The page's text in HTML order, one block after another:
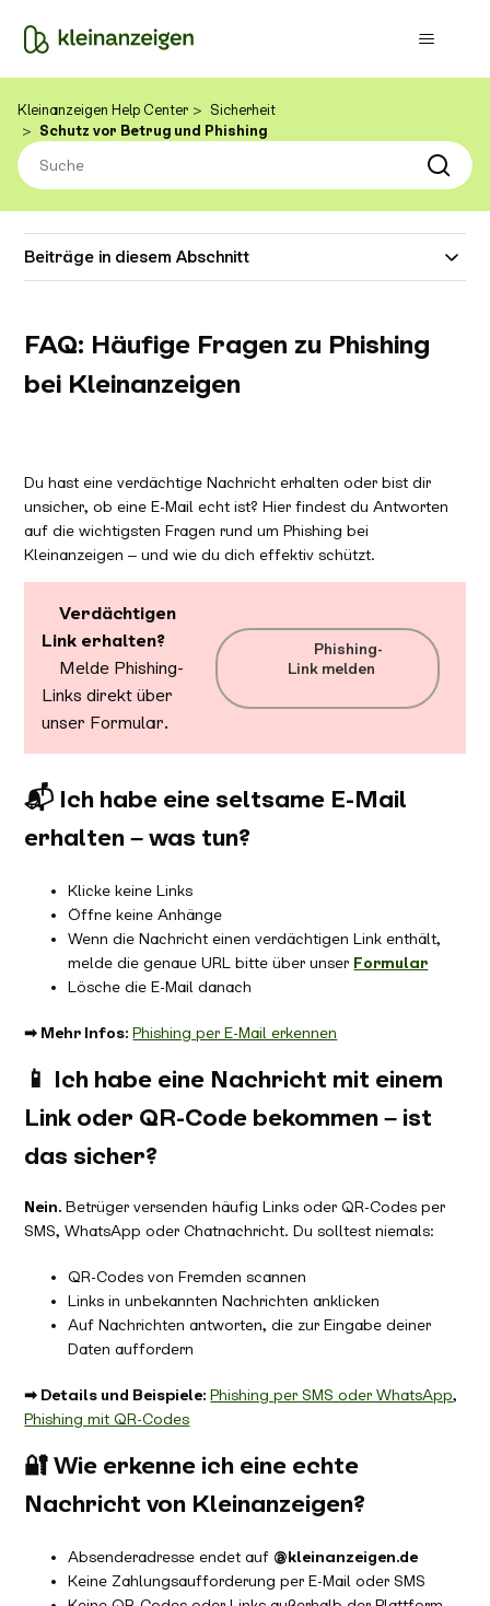
Kleinanzeigen Help Center
Sicherheit
Schutz vor Betrug und Phishing
Beiträge in diesem Abschnitt
FAQ: Häufige Fragen zu Phishing
bei Kleinanzeigen
Du hast eine verdächtige Nachricht erhalten oder bist dir
unsicher, ob eine E-Mail echt ist? Hier findest du Antworten
auf die wichtigsten Fragen rund um Phishing bei
Kleinanzeigen – und wie du dich effektiv schützt.
Verdächtigen
Link erhalten?
Melde Phishing-
Links direkt über
unser Formular.
Phishing-
Link melden
📬 Ich habe eine seltsame E-Mail
erhalten – was tun?
Klicke keine Links
Öffne keine Anhänge
Wenn die Nachricht einen verdächtigen Link enthält,
melde die genaue URL bitte über unser Formular
Lösche die E-Mail danach
➡ Mehr Infos: Phishing per E-Mail erkennen
📱 Ich habe eine Nachricht mit einem
Link oder QR-Code bekommen – ist
das sicher?
Nein. Betrüger versenden häufig Links oder QR-Codes per
SMS, WhatsApp oder Chatnachricht. Du solltest niemals:
QR-Codes von Fremden scannen
Links in unbekannten Nachrichten anklicken
Auf Nachrichten antworten, die zur Eingabe deiner
Daten auffordern
➡ Details und Beispiele: Phishing per SMS oder WhatsApp,
Phishing mit QR-Codes
🔐 Wie erkenne ich eine echte
Nachricht von Kleinanzeigen?
Absenderadresse endet auf @kleinanzeigen.de
Keine Zahlungsaufforderung per E-Mail oder SMS